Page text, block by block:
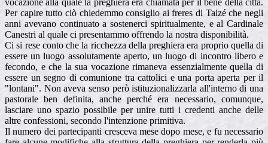
vocazione alla quale la preghiera era chiamata per il bene della città.
Per capire tutto ciò chiedemmo consiglio ai freres di Taizé che negli
anni avevano continuato a sostenerci spiritualmente, e al Cardinale
Canestri al quale ci presentammo offrendo la nostra disponibilità.
Ci si rese conto che la ricchezza della preghiera era proprio quella di
essere un luogo assolutamente aperto, un luogo di incontro libero e
fecondo, e che la sua vocazione rimaneva essenzialmente quella di
essere un segno di comunione tra cattolici e una porta aperta per il
"lontani". Non aveva senso però istituzionalizzarla all'interno di una
pastorale ben definita, anche perché era necessario, comunque,
lasciare uno spazio possibile per unire tutti i credenti anche delle
altre confessioni, secondo l'intenzione primitiva.
Il numero dei partecipanti cresceva mese dopo mese, e fu necessario